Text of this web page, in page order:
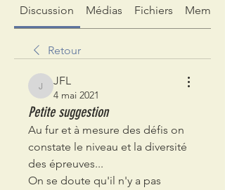
Discussion Médias Fichiers
Retour
JFL
JFL
4 mai 2021
Petite suggestion
Au fur et à mesure des défis on
constate le niveau et la diversité
des épreuves...
On se doute qu'il n'y a pas